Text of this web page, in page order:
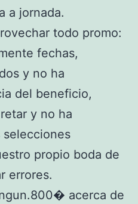
a jornada.
todo promo:
fechas,
y no ha
del beneficio,
y no ha
selecciones
propio boda de
errores.
acerca de